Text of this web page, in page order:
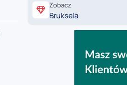
Zobacz
Bruksela